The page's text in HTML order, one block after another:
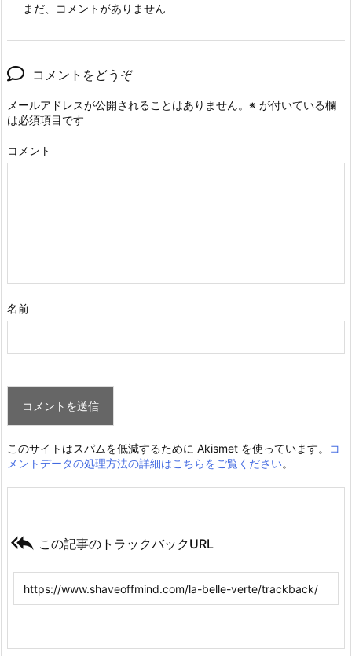
まだ、コメントがありません
コメントをどうぞ
メールアドレスが公開されることはありません。 ※ が付いている欄
は必須項目です
コメント
名前
このサイトはスパムを低減するために Akismet を使っています。
コ
メントデータの処理方法の詳細はこちらをご覧ください。
 この記事のトラックバックURL